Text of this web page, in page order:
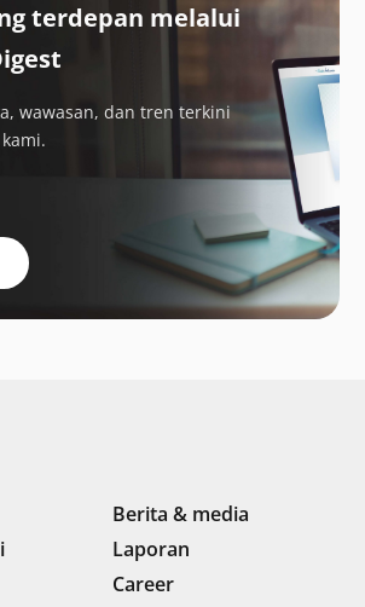
terdepan melalui
wawasan, dan tren terkini
Berita & media
Laporan
Career